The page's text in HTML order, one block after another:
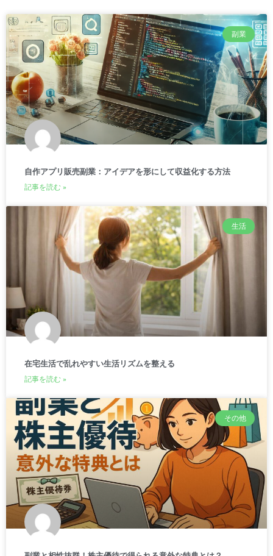
副業
自作アプリ販売副業：アイデアを形にして収益化する方法
記事を読む »
生活
在宅生活で乱れやすい生活リズムを整える
記事を読む »
その他